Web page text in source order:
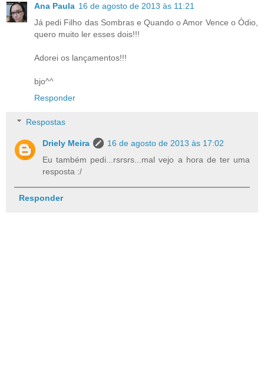
Ana Paula 16 de agosto de 2013 às 11:21
Já pedi Filho das Sombras e Quando o Amor Vence o Ódio,
quero muito ler esses dois!!!
Adorei os lançamentos!!!
bjo^^
Responder
Respostas
Driely Meira
16 de agosto de 2013 às 17:02
Eu também pedi...rsrsrs...mal vejo a hora de ter uma
resposta :/
Responder